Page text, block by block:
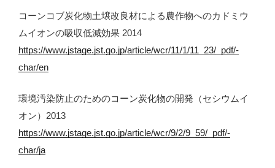
コーンコブ炭化物土壌改良材による農作物へのカドミウ
ムイオンの吸収低減効果 2014
https://www.jstage.jst.go.jp/article/wcr/11/1/11_23/_pdf/-
char/en
環境汚染防止のためのコーン炭化物の開発（セシウムイ
オン）2013
https://www.jstage.jst.go.jp/article/wcr/9/2/9_59/_pdf/-
char/ja